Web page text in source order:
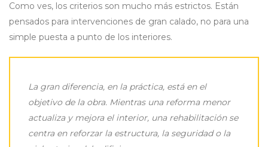
Como ves, los criterios son mucho más estrictos. Están
pensados para intervenciones de gran calado, no para una
simple puesta a punto de los interiores.
La gran diferencia, en la práctica, está en el
objetivo de la obra. Mientras una reforma menor
actualiza y mejora el interior, una rehabilitación se
centra en reforzar la estructura, la seguridad o la